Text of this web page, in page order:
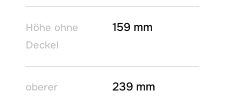
Höhe ohne
Deckel
159 mm
oberer
239 mm